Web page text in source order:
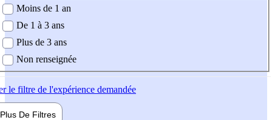
demandée
Moins de 1 an
De 1 à 3 ans
Plus de 3 ans
Non renseignée
le filtre de l'expérience demandée
Plus De Filtres